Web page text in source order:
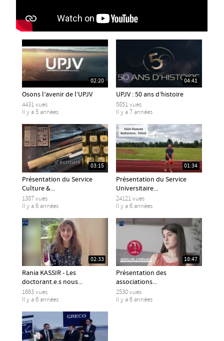
02:20
Osons l’avenir de l’UPJV
4431 vues
Il y a 5 années
04:41
UPJV : 50 ans d’histoire
5851 vues
Il y a 7 années
03:15
Présentation du Service
Culture &...
1387 vues
Il y a 6 années
01:34
Présentation du Service
Universitaire...
24121 vues
Il y a 6 années
02:33
Rania KASSIR - Les
doctorant.e.s nous...
1663 vues
Il y a 6 années
18:47
Présentation des
associations...
2530 vues
Il y a 6 années